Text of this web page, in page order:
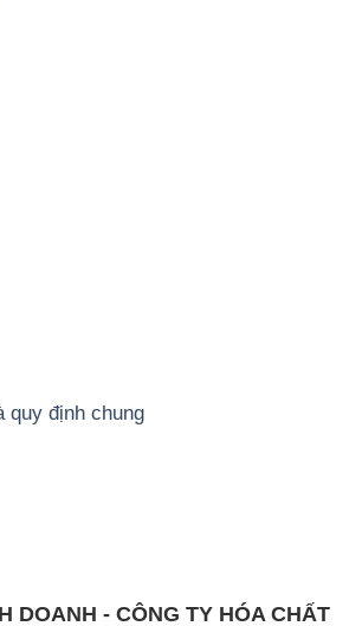
định chung
DOANH - CÔNG TY HÓA CHẤT